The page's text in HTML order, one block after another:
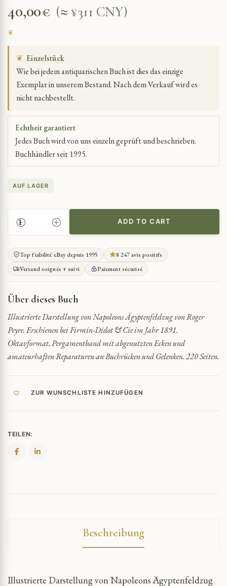
40,00€ (≈ ¥311 CNY)
❦ Einzelstück
Wie bei jedem antiquarischen Buch ist dies das einzige
Exemplar in unserem Bestand. Nach dem Verkauf wird es
nicht nachbestellt.
Echtheit garantiert
Jedes Buch wird von uns einzeln geprüft und beschrieben.
Buchhändler seit 1995.
AUF LAGER
NAPOLEON
IN
ÄGYPTEN:
DIE
EXPEDITION
VON
QUANTITY
ADD TO CART
Top fiabilité eBay depuis 1995
8 247 avis positifs
Versand soignée + suivi
Paiement sécurisé
Über dieses Buch
Illustrierte Darstellung von Napoleons Ägyptenfeldzug von Roger
Peyre. Erschienen bei Firmin-Didot & Cie im Jahr 1891.
Oktavformat, Pergamentband mit abgenutzten Ecken und
amateurhaften Reparaturen an Buchrücken und Gelenken. 220 Seiten.
ZUR WUNSCHLISTE HINZUFÜGEN
TEILEN:
Beschreibung
Illustrierte Darstellung von Napoleons Ägyptenfeldzug